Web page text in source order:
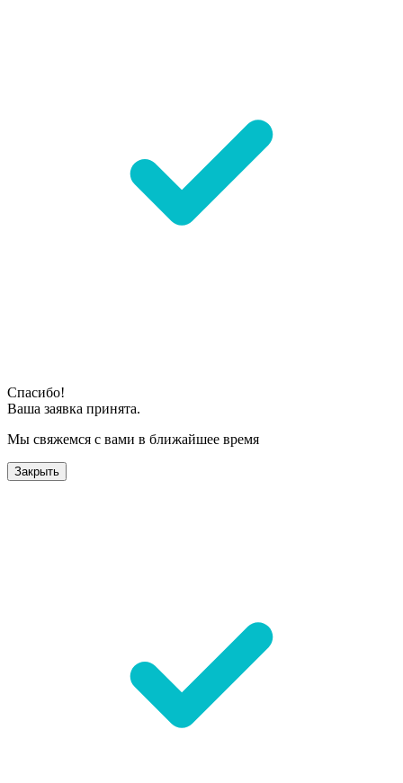
Спасибо!
Ваша заявка принята.
Мы свяжемся с вами в ближайшее время
Закрыть